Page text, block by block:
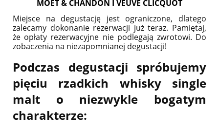
MOET & CHANDON I VEUVE CLICQUOT
Miejsce na degustację jest ograniczone, dlatego
zalecamy dokonanie rezerwacji już teraz. Pamiętaj,
że opłaty rezerwacyjne nie podlegają zwrotowi. Do
zobaczenia na niezapomnianej degustacji!
Podczas degustacji spróbujemy
pięciu rzadkich whisky single
malt o niezwykle bogatym
charakterze: